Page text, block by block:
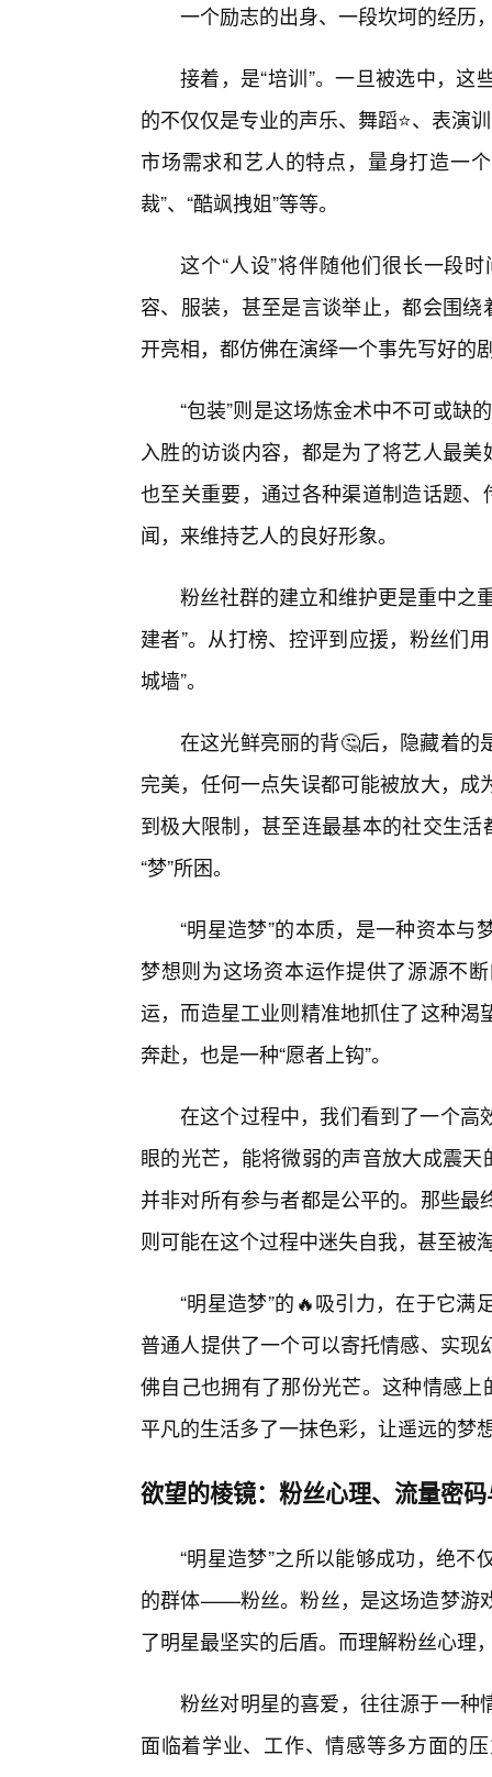
一个励志的出身、一段坎坷的经历
接着，是“培训”。一旦被选中，
的不仅仅是专业的声乐、舞蹈⭐、表演
市场需求和艺人的特点，量身打造一
裁”、“酷飒拽姐”等等。
这个“人设”将伴随他们很长一段
容、服装，甚至是言谈举止，都会围
开亮相，都仿佛在演绎一个事先写好的
“包装”则是这场炼金术中不可或缺
入胜的访谈内容，都是为了将艺人最
也至关重要，通过各种渠道制造话题
闻，来维持艺人的良好形象。
粉丝社群的建立和维护更是重中之
建者”。从打榜、控评到应援，粉丝们
城墙”。
在这光鲜亮丽的背🤔后，隐藏着的
完美，任何一点失误都可能被放大，
到极大限制，甚至连最基本的社交生
“梦”所困。
“明星造梦”的本质，是一种资本
梦想则为这场资本运作提供了源源不
运，而造星工业则精准地抓住了这种
奔赴，也是一种“愿者上钩”。
在这个过程中，我们看到了一个高
眼的光芒，能将微弱的声音放大成震
并非对所有参与者都是公平的。那些
则可能在这个过程中迷失自我，甚至被
“明星造梦”的🔥吸引力，在于它
普通人提供了一个可以寄托情感、实
佛自己也拥有了那份光芒。这种情感
平凡的生活多了一抹色彩，让遥远的梦
欲望的棱镜：粉丝心理、流量密
“明星造梦”之所以能够成功，绝
的群体——粉丝。粉丝，是这场造梦游
了明星最坚实的后盾。而理解粉丝心理
粉丝对明星的喜爱，往往源于一种
面临着学业、工作、情感等多方面的